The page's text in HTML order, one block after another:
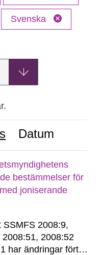
Svenska
Datum
bestämmelser för
joniserande
SSMFS 2008:9,
2008:52
har ändringar förts